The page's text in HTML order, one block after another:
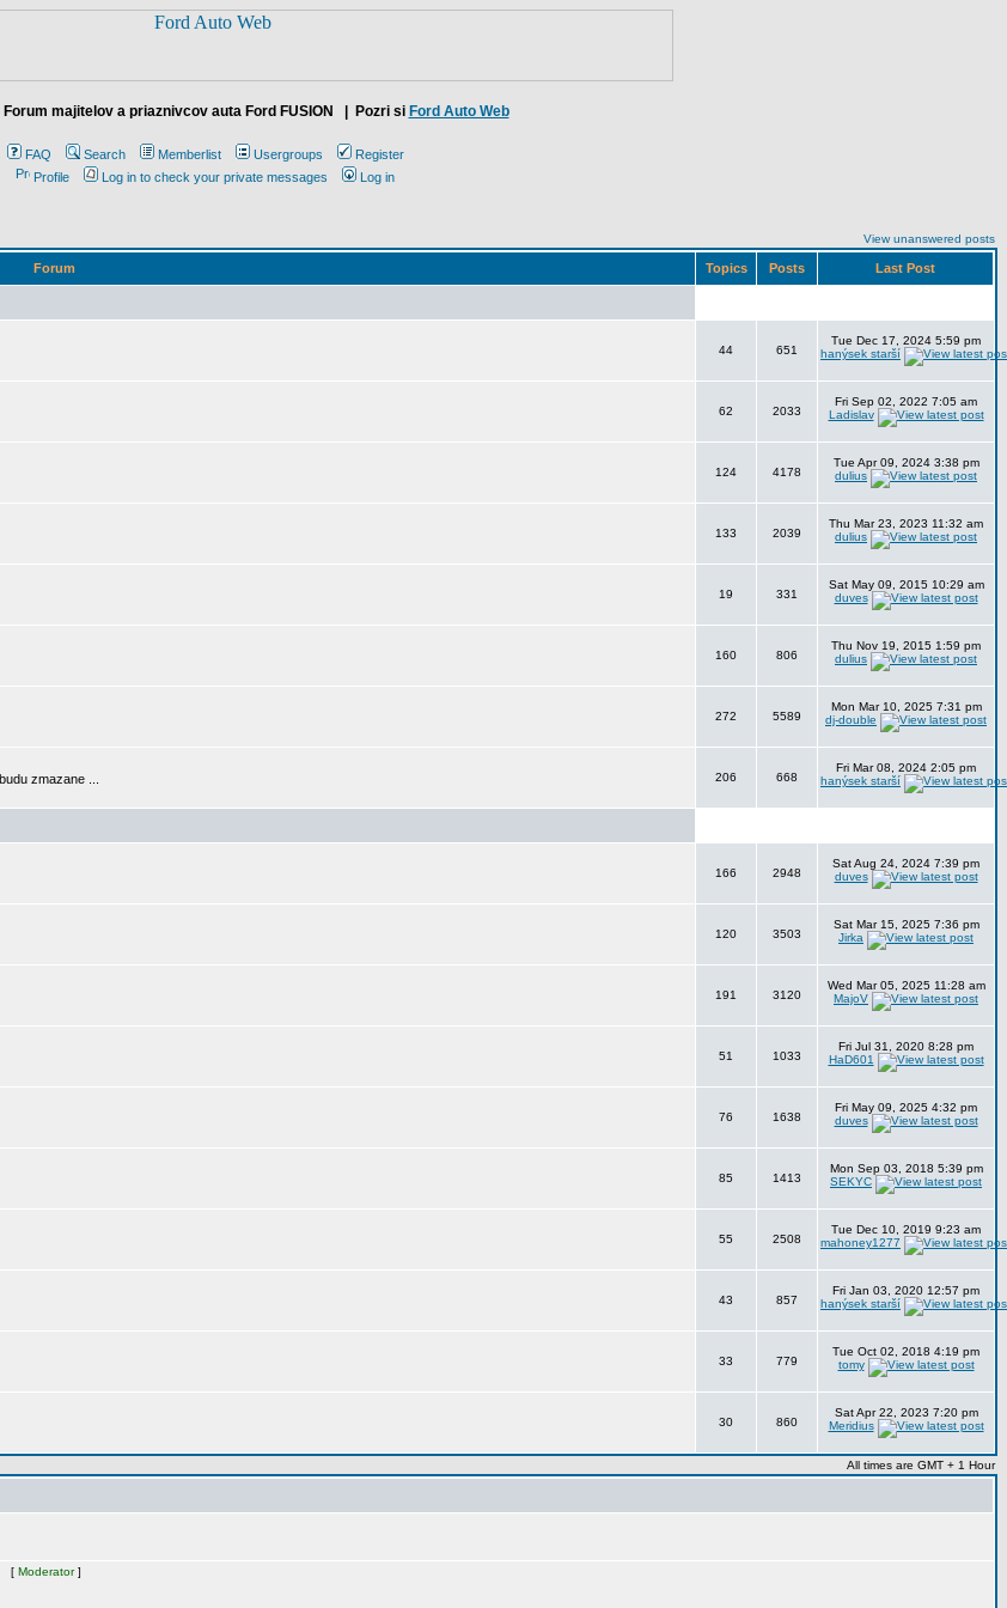
Forum majitelov a priaznivcov auta Ford FUSION | Pozri si Ford Auto Web
FAQ Search Memberlist Usergroups
Register
Profile
Log in to check your private messages Log in
View unanswered posts
Forum Topics Posts Last Post
44 651
Tue Dec 17, 2024 5:59 pm
hanýsek starší
62 2033
Fri Sep 02, 2022 7:05 am
Ladislav
124 4178
Tue Apr 09, 2024 3:38 pm
dulius
133 2039
Thu Mar 23, 2023 11:32 am
dulius
19 331
Sat May 09, 2015 10:29 am
duves
160 806
Thu Nov 19, 2015 1:59 pm
dulius
272 5589
Mon Mar 10, 2025 7:31 pm
dj-double
zmazane ... 206 668
Fri Mar 08, 2024 2:05 pm
hanýsek starší
166 2948
Sat Aug 24, 2024 7:39 pm
duves
120 3503
Sat Mar 15, 2025 7:36 pm
Jirka
191 3120
Wed Mar 05, 2025 11:28 am
MajoV
51 1033
Fri Jul 31, 2020 8:28 pm
HaD601
76 1638
Fri May 09, 2025 4:32 pm
duves
85 1413
Mon Sep 03, 2018 5:39 pm
SEKYC
55 2508
Tue Dec 10, 2019 9:23 am
mahoney1277
43 857
Fri Jan 03, 2020 12:57 pm
hanýsek starší
33 779
Tue Oct 02, 2018 4:19 pm
tomy
30 860
Sat Apr 22, 2023 7:20 pm
Meridius
All times are GMT + 1 Hour
[ Moderator]